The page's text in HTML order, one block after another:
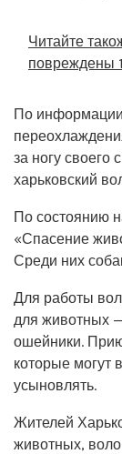
Читайте
повреждены
По информации
за ногу своего
харьковский
По состоянию
«Спасение
Среди них
Для работы
для животных
ошейники.
которые могут
усыновлять.
Жителей
животных,